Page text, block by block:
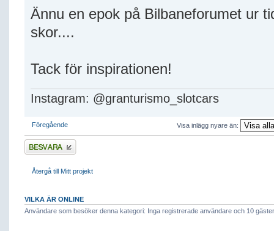
Ännu en epok på Bilbaneforumet ur
skor....
Tack för inspirationen!
Instagram: @granturismo_slotcars
Föregående Visa inlägg nyare än:
Besvara
Återgå till Mitt projekt
VILKA ÄR ONLINE
Användare som besöker denna kategori: Inga registrerade användare och 10 gäster